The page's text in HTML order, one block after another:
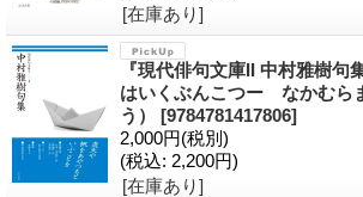
[在庫あり]
『現代俳句文庫II 中村雅樹句
はいくぶんこつー なかむら
う） [9784781417806]
2,000円(税別)
(税込: 2,200円)
[在庫あり]